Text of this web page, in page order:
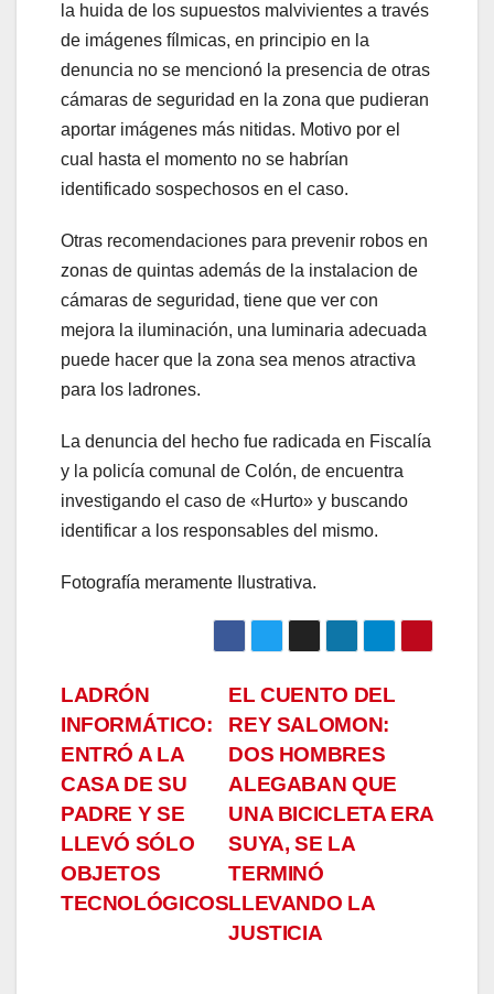
panel
panel
panel
panel
panel
panel
panel
panel
panel
panel
panel
Panel
la huida de los supuestos malvivientes a través
de imágenes fílmicas, en principio en la
denuncia no se mencionó la presencia de otras
cámaras de seguridad en la zona que pudieran
aportar imágenes más nitidas. Motivo por el
cual hasta el momento no se habrían
identificado sospechosos en el caso.
Otras recomendaciones para prevenir robos en
zonas de quintas además de la instalacion de
cámaras de seguridad, tiene que ver con
mejora la iluminación, una luminaria adecuada
puede hacer que la zona sea menos atractiva
para los ladrones.
La denuncia del hecho fue radicada en Fiscalía
y la policía comunal de Colón, de encuentra
investigando el caso de «Hurto» y buscando
identificar a los responsables del mismo.
Fotografía meramente Ilustrativa.
Navegación
de
entradas
EL CUENTO DEL
REY SALOMON:
DOS HOMBRES
ALEGABAN QUE
UNA BICICLETA ERA
SUYA, SE LA
TERMINÓ
LLEVANDO LA
JUSTICIA
LADRÓN
INFORMÁTICO:
ENTRÓ A LA
CASA DE SU
PADRE Y SE
LLEVÓ SÓLO
OBJETOS
TECNOLÓGICOS